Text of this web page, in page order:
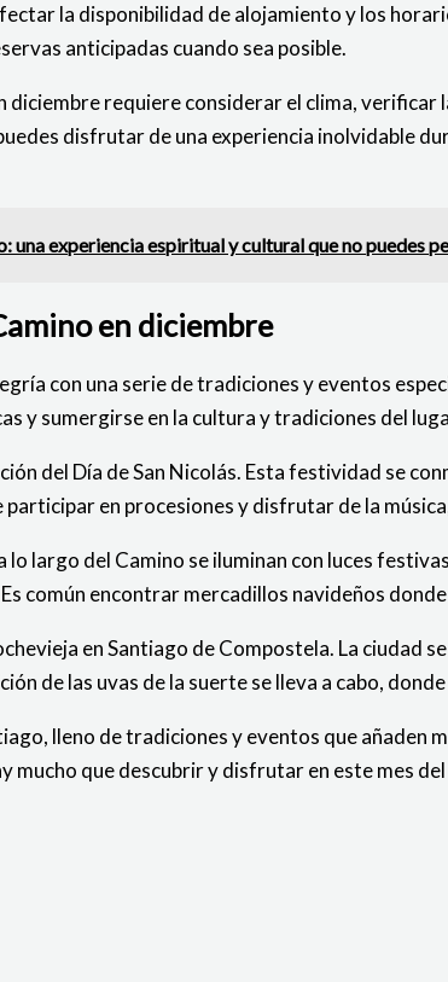
la disponibilidad de alojamiento y los
anticipadas cuando sea posible.
requiere considerar el clima,
disfrutar de una experiencia inolvidable
una experiencia espiritual y cultural que no puedes
en diciembre
con una serie de tradiciones y eventos
y sumergirse en la cultura y tradiciones del
del Día de San Nicolás. Esta festividad se
en procesiones y disfrutar de la
largo del Camino se iluminan con luces
común encontrar mercadillos navideños
en Santiago de Compostela. La ciudad
de las uvas de la suerte se lleva a cabo,
lleno de tradiciones y eventos que añaden
mucho que descubrir y disfrutar en este mes del